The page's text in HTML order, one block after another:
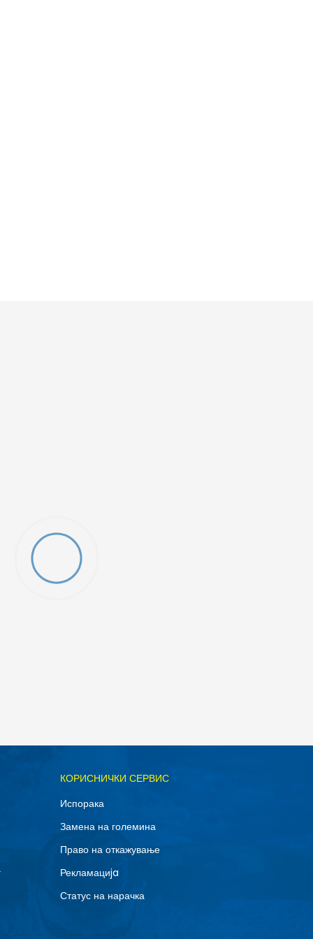
КОРИСНИЧКИ СЕРВИС
Испорака
Замена на големина
Право на откажување
Рекламациja
Статус на нарачка